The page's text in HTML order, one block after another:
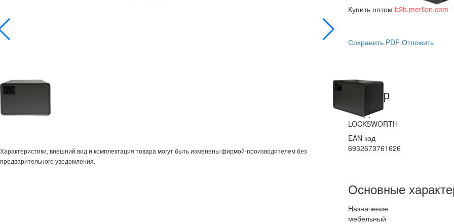
Характеристики, внешний вид и комплектация товара могут быть изменены фирмой-производителем без
предварительного уведомления.
Купить оптом b2b.merlion.com
Сохранить PDF Отложить
Вендор
Вендор
LOCKSWORTH
EAN код
6932673761626
Основные
Назначение
мебельный